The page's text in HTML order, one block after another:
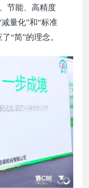
节能、高精度
量化”和“标准
“简”的理念。